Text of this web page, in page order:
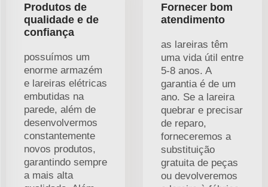
Produtos de
qualidade e de
confiança
possuímos um
enorme armazém
e lareiras elétricas
embutidas na
parede, além de
desenvolvermos
constantemente
novos produtos,
garantindo sempre
a mais alta
Fornecer bom
atendimento
as lareiras têm
uma vida útil entre
5-8 anos. A
garantia é de um
ano. Se a lareira
quebrar e precisar
de reparo,
forneceremos a
substituição
gratuita de peças
ou devolveremos